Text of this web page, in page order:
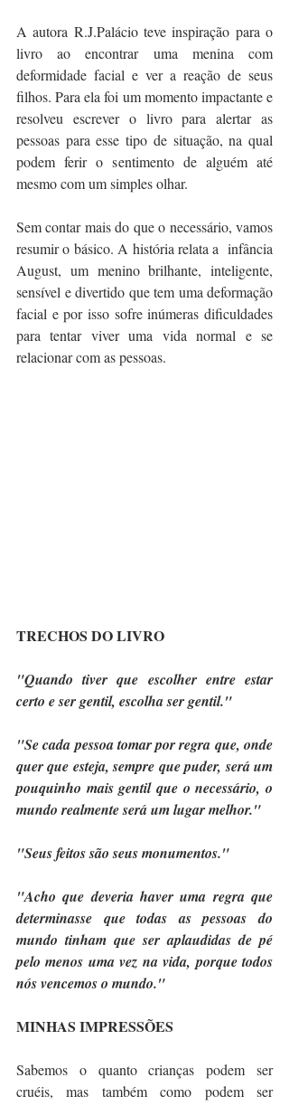
A autora R.J.Palácio teve inspiração para o
livro ao encontrar uma menina com
deformidade facial e ver a reação de seus
filhos. Para ela foi um momento impactante e
resolveu escrever o livro para alertar as
pessoas para esse tipo de situação, na qual
podem ferir o sentimento de alguém até
mesmo com um simples olhar.
Sem contar mais do que o necessário, vamos
resumir o básico. A história relata a  infância
August, um menino brilhante, inteligente,
sensível e divertido que tem uma deformação
facial e por isso sofre inúmeras dificuldades
para tentar viver uma vida normal e se
relacionar com as pessoas.
TRECHOS DO LIVRO
"Quando tiver que escolher entre estar
certo e ser gentil, escolha ser gentil."
"Se cada pessoa tomar por regra que, onde
quer que esteja, sempre que puder, será um
pouquinho mais gentil que o necessário, o
mundo realmente será um lugar melhor."
"Seus feitos são seus monumentos."
"Acho que deveria haver uma regra que
determinasse que todas as pessoas do
mundo tinham que ser aplaudidas de pé
pelo menos uma vez na vida, porque todos
nós vencemos o mundo."
MINHAS IMPRESSÕES
Sabemos o quanto crianças podem ser
cruéis, mas também como podem ser